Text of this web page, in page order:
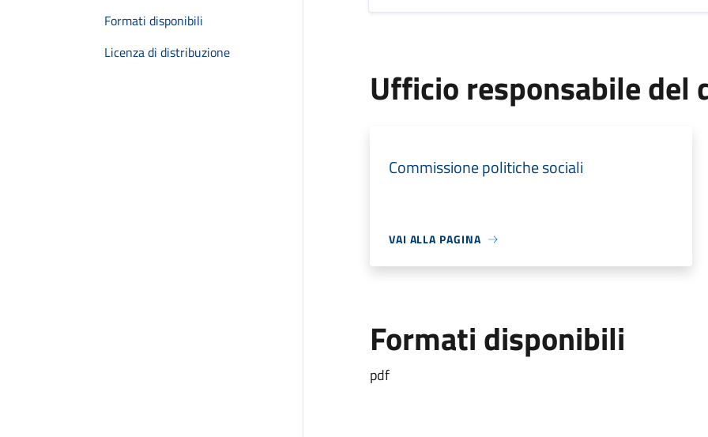
Formati disponibili
Licenza di distribuzione
Ufficio responsabile del
Commissione politiche sociali
VAI ALLA PAGINA
Formati disponibili
pdf